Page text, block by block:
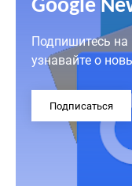
Google
Подпишитесь на
узнавайте о
Подписаться